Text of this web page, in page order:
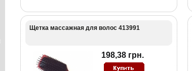
Щетка массажная для волос 413991
198,38 грн.